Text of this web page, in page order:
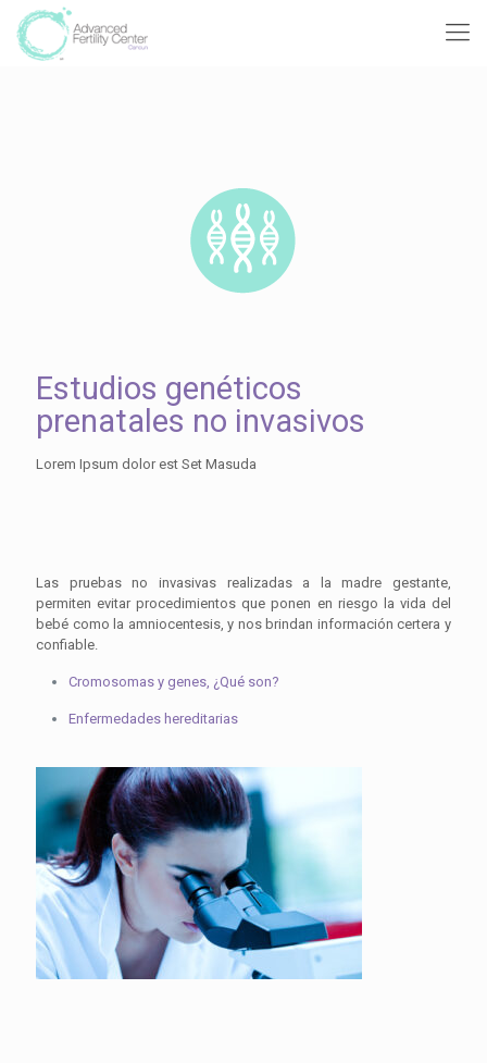
Estudios genéticos
prenatales no invasivos
Lorem Ipsum dolor est Set Masuda
Las pruebas no invasivas realizadas a la madre gestante,
permiten evitar procedimientos que ponen en riesgo la vida del
bebé como la amniocentesis, y nos brindan información certera y
confiable.
Cromosomas y genes, ¿Qué son?
Enfermedades hereditarias